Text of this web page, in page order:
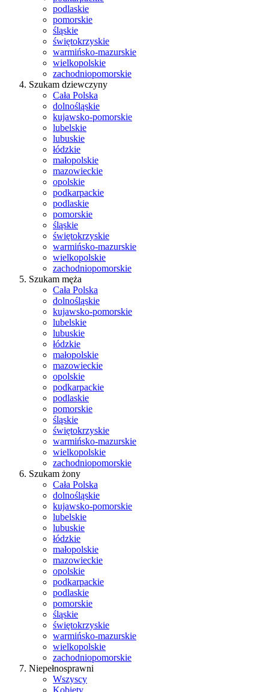
podlaskie
pomorskie
śląskie
świętokrzyskie
warmińsko-mazurskie
wielkopolskie
zachodniopomorskie
Szukam dziewczyny
Cała Polska
dolnośląskie
kujawsko-pomorskie
lubelskie
lubuskie
łódzkie
małopolskie
mazowieckie
opolskie
podkarpackie
podlaskie
pomorskie
śląskie
świętokrzyskie
warmińsko-mazurskie
wielkopolskie
zachodniopomorskie
Szukam męża
Cała Polska
dolnośląskie
kujawsko-pomorskie
lubelskie
lubuskie
łódzkie
małopolskie
mazowieckie
opolskie
podkarpackie
podlaskie
pomorskie
śląskie
świętokrzyskie
warmińsko-mazurskie
wielkopolskie
zachodniopomorskie
Szukam żony
Cała Polska
dolnośląskie
kujawsko-pomorskie
lubelskie
lubuskie
łódzkie
małopolskie
mazowieckie
opolskie
podkarpackie
podlaskie
pomorskie
śląskie
świętokrzyskie
warmińsko-mazurskie
wielkopolskie
zachodniopomorskie
Niepełnosprawni
Wszyscy
Kobiety